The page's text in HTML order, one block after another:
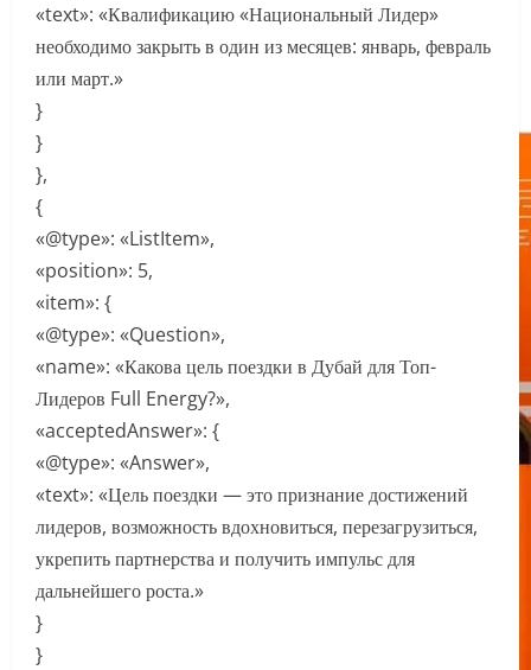
«text»: «Квалификацию «Национальный Лидер»
необходимо закрыть в один из месяцев: январь, февраль
или март.»
}
}
},
{
«@type»: «ListItem»,
«position»: 5,
«item»: {
«@type»: «Question»,
«name»: «Какова цель поездки в Дубай для Топ-
Лидеров Full Energy?»,
«acceptedAnswer»: {
«@type»: «Answer»,
«text»: «Цель поездки — это признание достижений
лидеров, возможность вдохновиться, перезагрузиться,
укрепить партнерства и получить импульс для
дальнейшего роста.»
}
}